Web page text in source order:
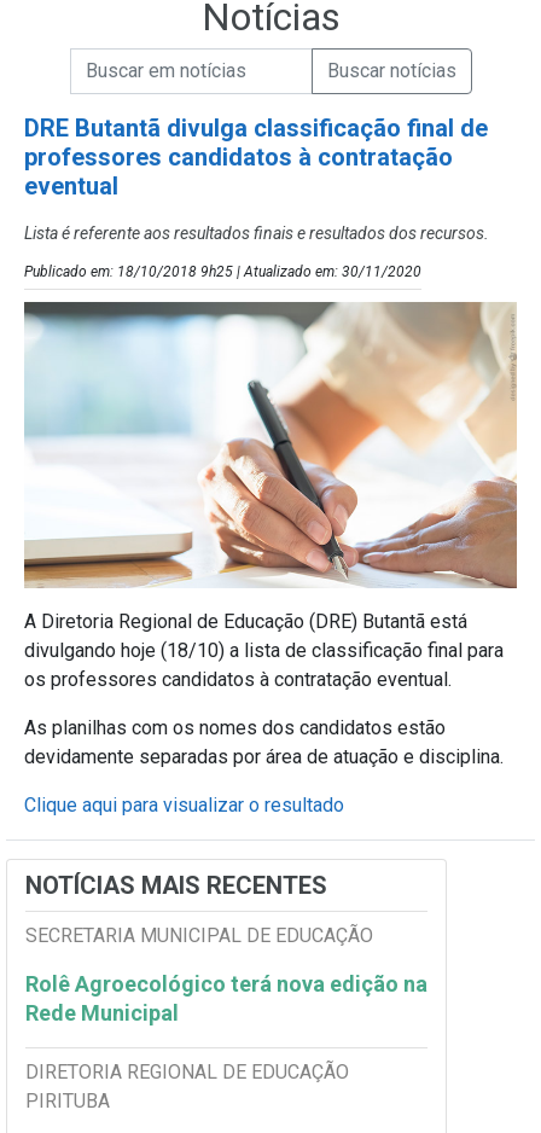
Notícias
Campo de Busca de Notícias
Campo de Busca de informaçõesEnviar a Busca de Notícias
DRE Butantã divulga classificação final de
professores candidatos à contratação
eventual
Lista é referente aos resultados finais e resultados dos recursos.
Publicado em: 18/10/2018 9h25 | Atualizado em: 30/11/2020
A Diretoria Regional de Educação (DRE) Butantã está
divulgando hoje (18/10) a lista de classificação final para
os professores candidatos à contratação eventual.
As planilhas com os nomes dos candidatos estão
devidamente separadas por área de atuação e disciplina.
Clique aqui para visualizar o resultado
NOTÍCIAS MAIS RECENTES
SECRETARIA MUNICIPAL DE EDUCAÇÃO
Rolê Agroecológico terá nova edição na
Rede Municipal
DIRETORIA REGIONAL DE EDUCAÇÃO
PIRITUBA